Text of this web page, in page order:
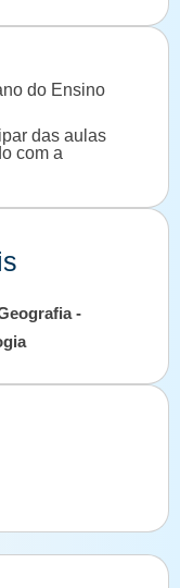
do Ensino
das aulas
com a
-